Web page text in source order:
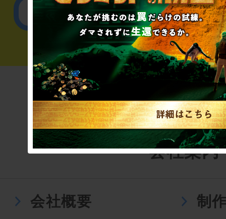
English／
会社案内
会社概要 制